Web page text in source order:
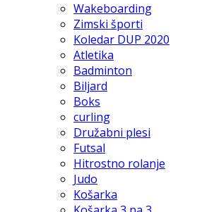
Wakeboarding
Zimski športi
Koledar DUP 2020
Atletika
Badminton
Biljard
Boks
curling
Družabni plesi
Futsal
Hitrostno rolanje
Judo
Košarka